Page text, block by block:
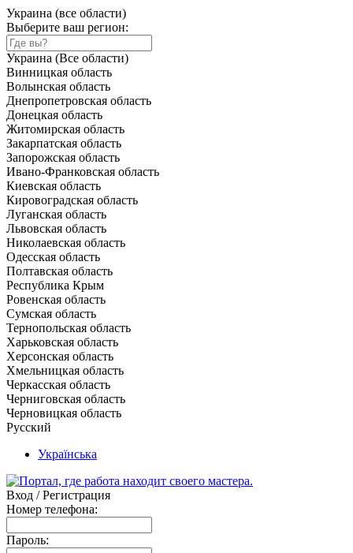
Украина (все области)
Выберите ваш регион:
Украина (Все области)
Винницкая область
Волынская область
Днепропетровская область
Донецкая область
Житомирская область
Закарпатская область
Запорожская область
Ивано-Франковская область
Киевская область
Кировоградская область
Луганская область
Львовская область
Николаевская область
Одесская область
Полтавская область
Республика Крым
Ровенская область
Сумская область
Тернопольская область
Харьковская область
Херсонская область
Хмельницкая область
Черкасская область
Черниговская область
Черновицкая область
Русский
Українська
Вход / Регистрация
Номер телефона:
Пароль: